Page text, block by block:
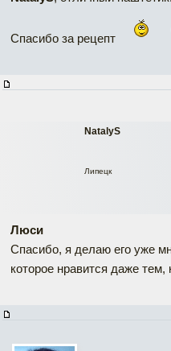
Спасибо за рецепт
NatalyS
Липецк
Люси
Спасибо, я делаю его уже
которое нравится даже тем,